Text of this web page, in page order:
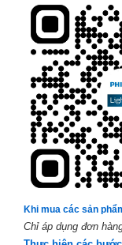
Khi mua các sản
Chỉ áp dụng đơn